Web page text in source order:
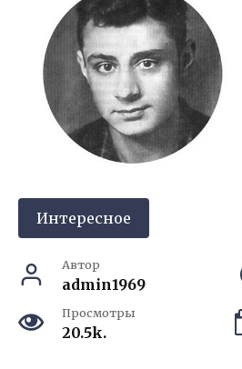
Интересное
Автор
admin1969
Просмотры
20.5k.